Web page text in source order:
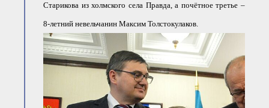
Повышение квалификации,
переподготовка
Старикова из холмского села Правда, а почётное третье –
8-летний невельчанин Максим Толстокулаков.